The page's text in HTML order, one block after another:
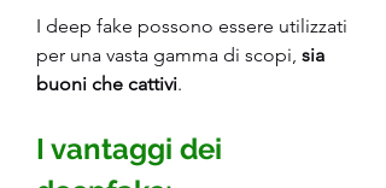
I deep fake possono essere utilizzati
per una vasta gamma di scopi, sia
buoni che cattivi.
I vantaggi dei